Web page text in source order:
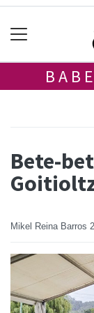
Bete-
Mikel Reina Barros